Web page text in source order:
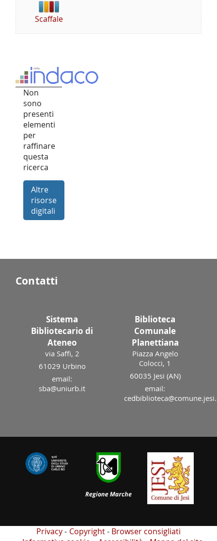
Scaffale
Non
sono
presenti
elementi
per
raffinare
questa
ricerca
Altre
risorse
digitali
Contatti
Sistema
Bibliotecario di
Ateneo
via Saffi, 2
61029 Urbino
email:
sba@uniurb.it
Biblioteca
Comunale
Planettiana
Piazza Angelo
Colocci, 1
60035 Jesi (AN)
email:
Privacy Copyright
Browser consigliati